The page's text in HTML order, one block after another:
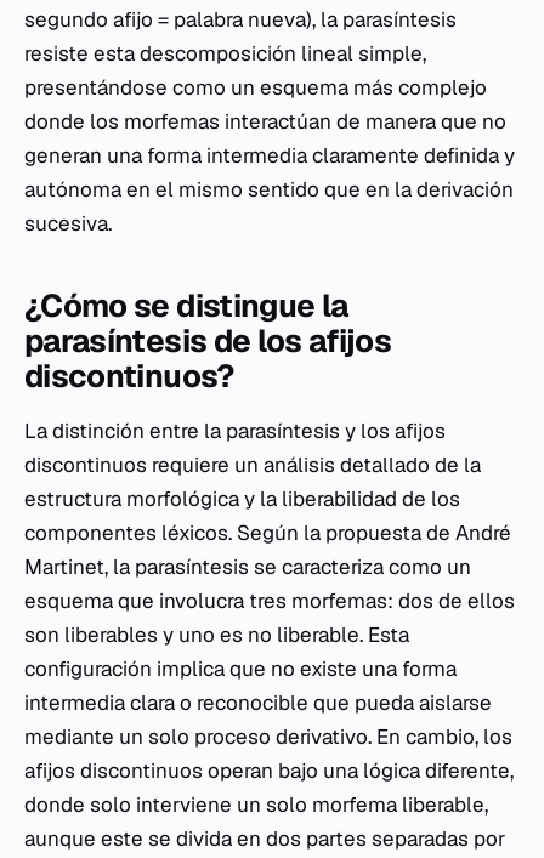
segundo afijo = palabra nueva), la parasíntesis
resiste esta descomposición lineal simple,
presentándose como un esquema más complejo
donde los morfemas interactúan de manera que no
generan una forma intermedia claramente definida y
autónoma en el mismo sentido que en la derivación
sucesiva.
¿Cómo se distingue la
parasíntesis de los afijos
discontinuos?
La distinción entre la parasíntesis y los afijos
discontinuos requiere un análisis detallado de la
estructura morfológica y la liberabilidad de los
componentes léxicos. Según la propuesta de André
Martinet, la parasíntesis se caracteriza como un
esquema que involucra tres morfemas: dos de ellos
son liberables y uno es no liberable. Esta
configuración implica que no existe una forma
intermedia clara o reconocible que pueda aislarse
mediante un solo proceso derivativo. En cambio, los
afijos discontinuos operan bajo una lógica diferente,
donde solo interviene un solo morfema liberable,
aunque este se divida en dos partes separadas por